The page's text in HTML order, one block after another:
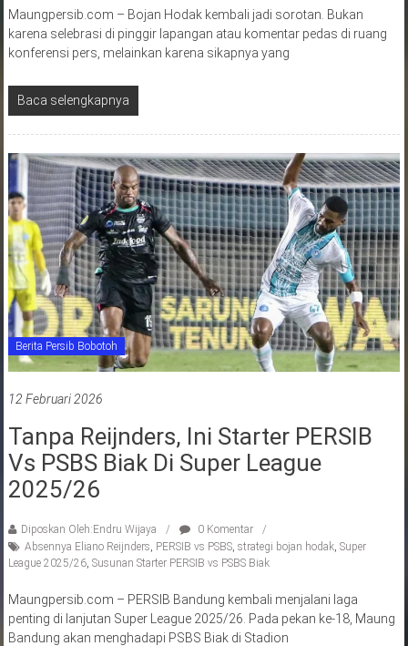
Maungpersib.com – Bojan Hodak kembali jadi sorotan. Bukan
karena selebrasi di pinggir lapangan atau komentar pedas di ruang
konferensi pers, melainkan karena sikapnya yang
Baca selengkapnya
Berita Persib Bobotoh
12 Februari 2026
Tanpa Reijnders, Ini Starter PERSIB
Vs PSBS Biak Di Super League
2025/26
Diposkan Oleh:Endru Wijaya
0 Komentar
Absennya Eliano Reijnders, PERSIB vs PSBS, strategi bojan hodak, Super
League 2025/26, Susunan Starter PERSIB vs PSBS Biak
Maungpersib.com – PERSIB Bandung kembali menjalani laga
penting di lanjutan Super League 2025/26. Pada pekan ke-18, Maung
Bandung akan menghadapi PSBS Biak di Stadion